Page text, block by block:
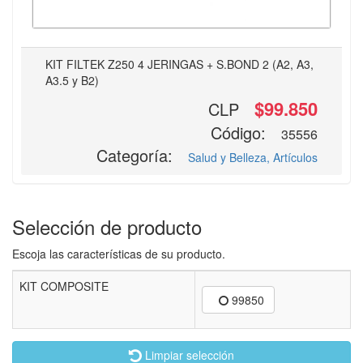
KIT FILTEK Z250 4 JERINGAS + S.BOND 2 (A2, A3,
A3.5 y B2)
CLP $99.850
Código: 35556
Categoría: Salud y Belleza, Artículos
Selección de producto
Escoja las características de su producto.
KIT COMPOSITE
99850
Limpiar selección